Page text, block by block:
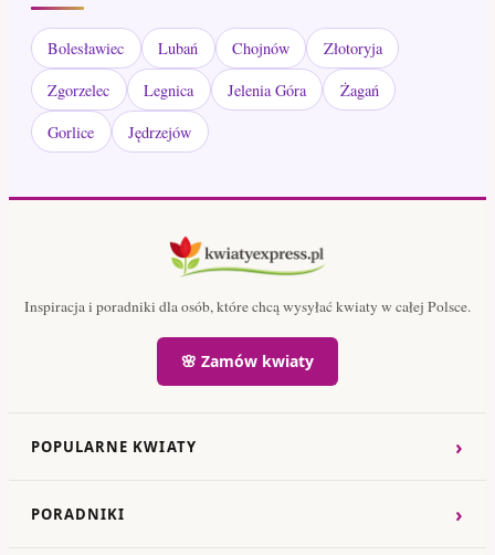
Bolesławiec Lubań Chojnów
Złotoryja
Zgorzelec
Legnica Jelenia Góra
Żagań
Gorlice
Jędrzejów
Inspiracja i poradniki dla osób, które chcą wysyłać kwiaty w całej Polsce.
🌸 Zamów kwiaty
POPULARNE KWIATY ›
PORADNIKI ›